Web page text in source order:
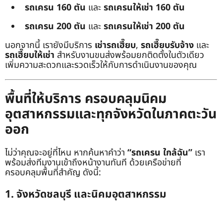
รถเครน 160 ตัน และรถเครนให้เช่า 160 ตัน
รถเครน 200 ตัน และรถเครนให้เช่า 200 ตัน
นอกจากนี้ เรายังมีบริการ เช่ารถเฮี๊ยบ, รถเฮี๊ยบรับจ้าง และ
รถเฮี๊ยบให้เช่า สำหรับงานขนส่งพร้อมยกติดตั้งในตัวเดียว
เพิ่มความสะดวกและรวดเร็วให้กับการดำเนินงานของคุณ
พื้นที่ให้บริการ ครอบคลุมนิคม
อุตสาหกรรมและทุกจังหวัดในภาคตะวัน
ออก
ไม่ว่าคุณจะอยู่ที่ไหน หากค้นหาคำว่า “รถเครน ใกล้ฉัน” เรา
พร้อมส่งทีมงานเข้าถึงหน้างานทันที ด้วยเครือข่ายที่
ครอบคลุมพื้นที่สำคัญ ดังนี้:
1. จังหวัดชลบุรี และนิคมอุตสาหกรรม